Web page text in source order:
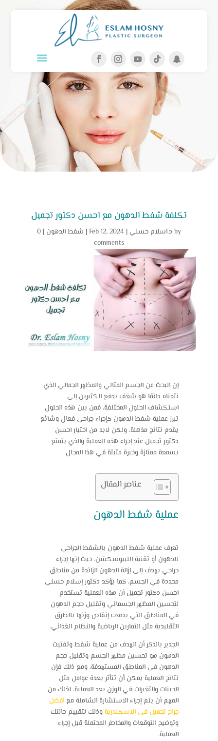
تكلفة شفط الدهون مع احسن دكتور تجميل
by د.اسلام حسني |
Feb 12, 2024
| شفط الدهون |
0
comments
إن البحث عن الجسم المثالي والمظهر الجمالي الذي
نتمناه دائمًا هو شغف يدفع الكثيرين إلى
استكشاف الحلول المختلفة، فمن بين هذه الحلول
تبرز عملية شفط الدهون كإجراء جراحي فعال وشائع
يقدم نتائج مذهلة، ولكن لابد من اختيار احسن
دكتور تجميل عند إجراء هذه العملية والذي يتمتع
بسمعة ممتازة وخبرة مثبتة في هذا المجال.
عناصر المقال
عملية شفط الدهون
تعرف عملية شفط الدهون بالشفط الجراحي
للدهون أو تقنية الليبوسكشن، حيث إنها إجراء
جراحي يهدف إلى إزالة الدهون الزائدة من مناطق
محددة في الجسم، كما يؤكد دكتور إسلام حسني
احسن دكتور تجميل أن هذه العملية تستخدم
لتحسين المظهر الجسماني وتقليل حجم الدهون
في المناطق التي يصعب إنقاص وزنها بالطرق
التقليدية مثل التمارين الرياضية والنظام الغذائي.
الجدير بالذكر أن الهدف من عملية شفط وتفتيت
الدهون هو تحسين مظهر الجسم وتقليل حجم
الدهون في المناطق المستهدفة، ومع ذلك فإن
نتائج العملية يمكن أن تتأثر بعدة عوامل مثل
الجينات والتغيرات في الوزن بعد العملية، لذلك من
المهم أن يتم إجراء الاستشارة الشاملة مع افضل
جراح تجميل فى الاسكندرية وذلك لتقييم حالتك
وتوضيح التوقعات والمخاطر المحتملة قبل إجراء
العملية.